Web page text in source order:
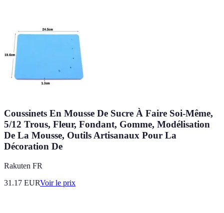
Coussinets En Mousse De Sucre À Faire Soi-Même,
5/12 Trous, Fleur, Fondant, Gomme, Modélisation
De La Mousse, Outils Artisanaux Pour La
Décoration De
Rakuten FR
31.17 EURVoir le prix